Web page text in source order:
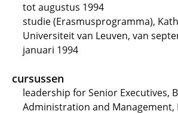
tot augustus 1994
studie (Erasmusprogramma),
Universiteit van Leuven, van
januari 1994
cursussen
leadership for Senior Executives,
Administration and Management,